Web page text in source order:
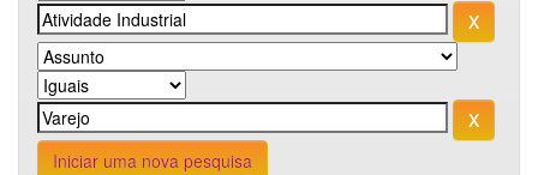
Iniciar uma nova pesquisa